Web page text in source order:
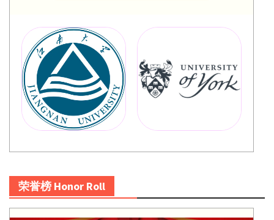
荣誉榜 Honor Roll